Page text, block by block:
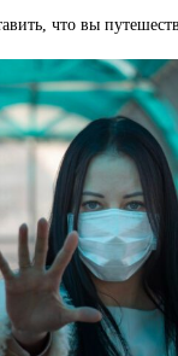
что вы